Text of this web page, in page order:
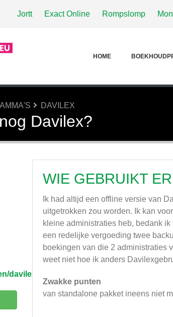
Jortt Exact Online Rompslomp
HOME
DAVILEX
Davilex?
davilex/
WIE GEBRUIKT
Ik had altijd een offline versie van
uitgetrokken zou worden. Ik kan
kleine administraties heb, bedank
een redelijke vergoeding twee
boekingen van die 2 administraties
weet niet hoe ik anders
Zwakke punten
van standalone pakket ineens niet